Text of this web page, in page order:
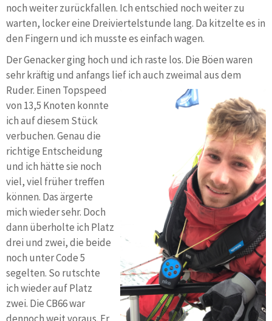
noch weiter zurückfallen. Ich entschied noch weiter zu
warten, locker eine Dreiviertelstunde lang. Da kitzelte es in
den Fingern und ich musste es einfach wagen.
Der Genacker ging hoch und ich raste los. Die Böen waren
sehr kräftig und anfangs lief ich auch zweimal aus dem
Ruder. Einen Topspeed
von 13,5 Knoten konnte
ich auf diesem Stück
verbuchen. Genau die
richtige Entscheidung
und ich hätte sie noch
viel, viel früher treffen
können. Das ärgerte
mich wieder sehr. Doch
dann überholte ich Platz
drei und zwei, die beide
noch unter Code 5
segelten. So rutschte
ich wieder auf Platz
zwei. Die CB66 war